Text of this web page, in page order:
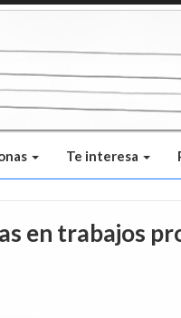
Te interesa
en trabajos